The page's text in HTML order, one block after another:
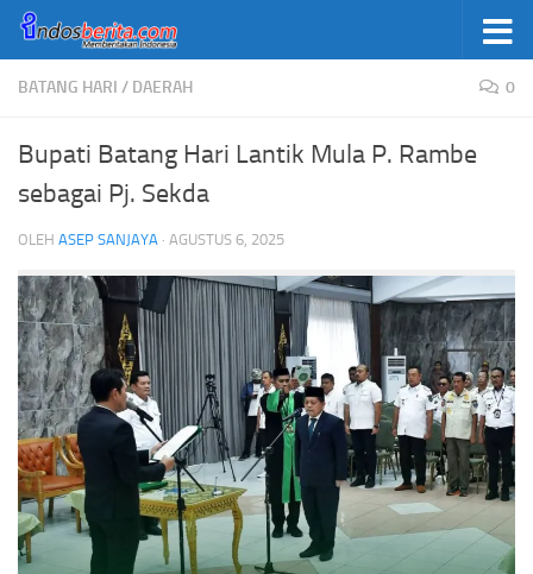
Skip to content
BATANG HARI / DAERAH 0
Bupati Batang Hari Lantik Mula P. Rambe
sebagai Pj. Sekda
OLEH ASEP SANJAYA · AGUSTUS 6, 2025